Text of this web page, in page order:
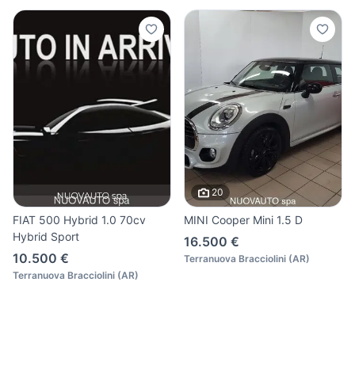
FIAT 500 Hybrid 1.0 70cv
Hybrid Sport
10.500 €
Terranuova Bracciolini (AR)
20
MINI Cooper Mini 1.5 D
16.500 €
Terranuova Bracciolini (AR)